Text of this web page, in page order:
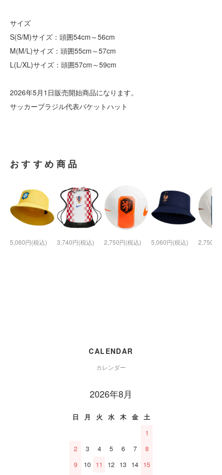
サイズ
S(S/M)サイズ：頭囲54cm～56cm
M(M/L)サイズ：頭囲55cm～57cm
L(L/XL)サイズ：頭囲57cm～59cm
2026年5月1日販売開始商品になります。
サッカーブラジル代表バケットハット
おすすめ商品
5,060円(税込) 3,740円(税込) 2,750円(税込) 5,060円(税込) 2,750円
CALENDAR
カレンダー
2026年8月
日 月 火 水 木 金
土
1
2
3 4 5 6 7
8
9
10 11 12 13 14 15